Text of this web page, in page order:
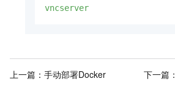
vncserver
上一篇： 手动部署Docker 下一篇：